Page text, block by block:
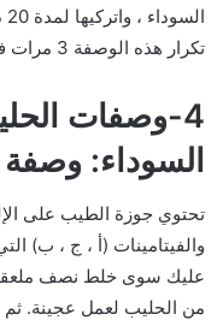
تكرار هذه الوصفة 3 مرات في الأسبوع.
4-وصفات
السوداء:
تحتوي جوزة الطيب على
والفيتامينات (أ ، ج ، ب)
عليك سوى خلط نصف
من الحليب لعمل عجينة. ثم